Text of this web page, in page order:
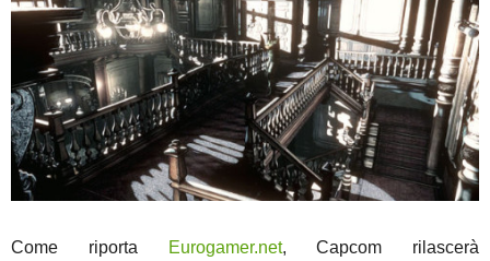
Come riporta Eurogamer.net, Capcom rilascerà